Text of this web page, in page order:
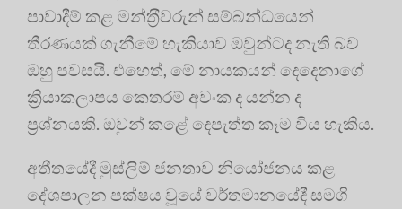
පාවාදීම් කළ මන්ත‍්‍රීවරුන් සම්බන්ධයෙන්
තීරණයක් ගැනීමේ හැකියාව ඔවුන්ටද නැති බව
ඔහු පවසයි. එහෙත්, මේ නායකයන් දෙදෙනාගේ
ක්‍රියාකලාපය කෙතරම් අවංක ද යන්න ද
ප්‍රශ්නයකි. ඔවුන් කළේ දෙපැත්ත කෑම විය හැකිය.
අතීතයේදී මුස්ලිම් ජනතාව නියෝජනය කළ
දේශපාලන පක්ෂය වූයේ වර්තමානයේදී සමගි